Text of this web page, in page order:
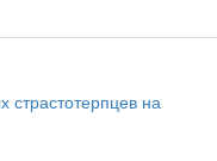
страстотерпцев на